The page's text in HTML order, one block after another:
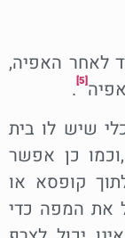
האפיה,
[5]
.
שיש לו בית
כן אפשר
קופסא או
את המפה כדי